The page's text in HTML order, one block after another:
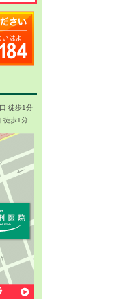
徒歩1分
徒歩1分